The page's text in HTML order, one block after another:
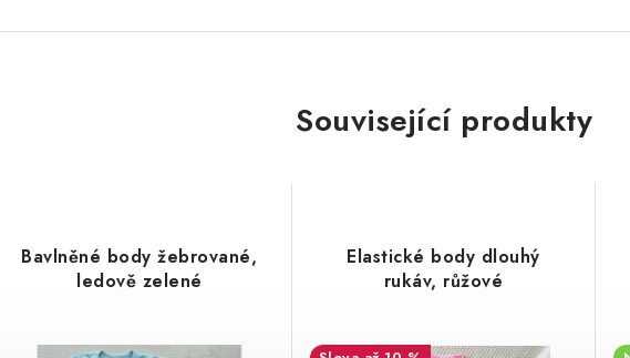
Související produkty
Bavlněné body žebrované,
ledově zelené
Elastické body dlouhý
rukáv, růžové